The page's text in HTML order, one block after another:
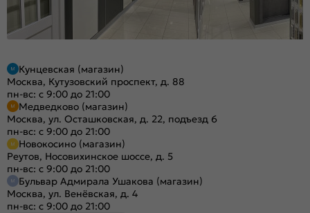
Кунцевская (магазин)
Москва, Кутузовский проспект, д. 88
пн-вс: с 9:00 до 21:00
Медведково (магазин)
Москва, ул. Осташковская, д. 22, подъезд 6
пн-вс: с 9:00 до 21:00
Новокосино (магазин)
Реутов, Носовихинское шоссе, д. 5
пн-вс: с 9:00 до 21:00
Бульвар Адмирала Ушакова (магазин)
Москва, ул. Венёвская, д. 4
пн-вс: с 9:00 до 21:00